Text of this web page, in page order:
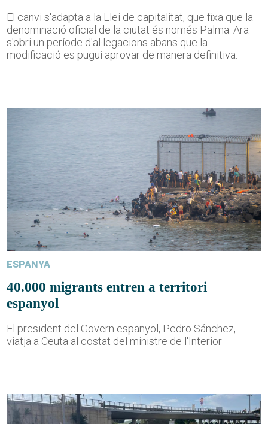
El canvi s'adapta a la Llei de capitalitat, que fixa que la
denominació oficial de la ciutat és només Palma. Ara
s'obri un període d'al·legacions abans que la
modificació es pugui aprovar de manera definitiva.
ESPANYA
40.000 migrants entren a territori
espanyol
El president del Govern espanyol, Pedro Sánchez,
viatja a Ceuta al costat del ministre de l'Interior